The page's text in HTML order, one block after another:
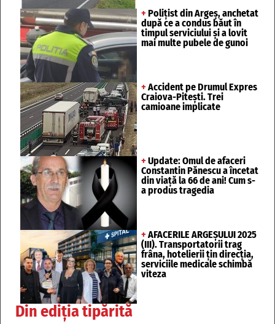
+ Polițist din Argeș, anchetat
după ce a condus băut în
timpul serviciului și a lovit
mai multe pubele de gunoi
+ Accident pe Drumul Expres
Craiova-Pitești. Trei
camioane implicate
+ Update: Omul de afaceri
Constantin Pănescu a încetat
din viață la 66 de ani! Cum s-
a produs tragedia
+ AFACERILE ARGEȘULUI 2025
(III). Transportatorii trag
frâna, hotelierii țin direcția,
serviciile medicale schimbă
viteza
Din ediția tipărită